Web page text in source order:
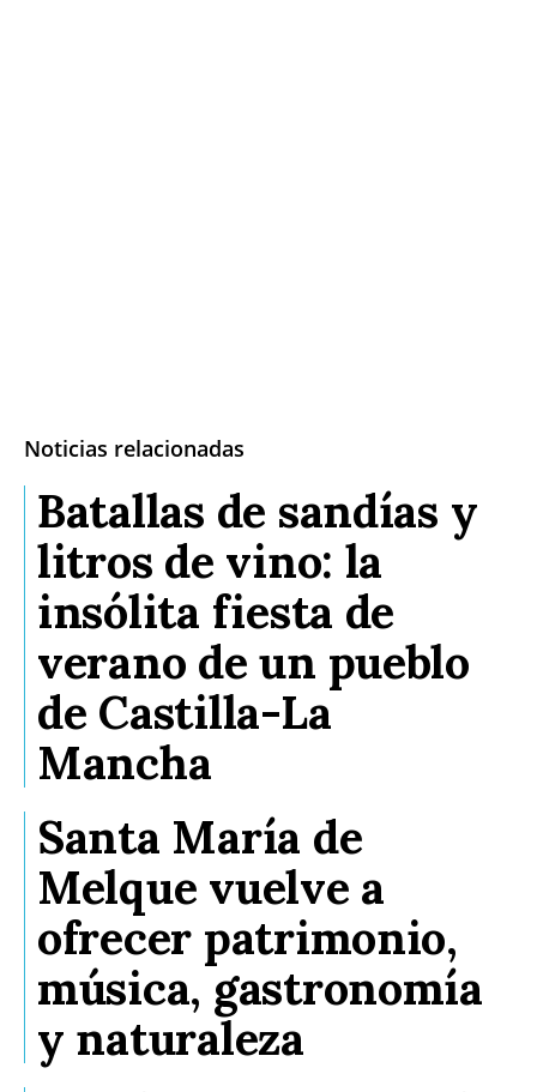
Noticias relacionadas
Batallas de sandías y
litros de vino: la
insólita fiesta de
verano de un pueblo
de Castilla-La
Mancha
Santa María de
Melque vuelve a
ofrecer patrimonio,
música, gastronomía
y naturaleza